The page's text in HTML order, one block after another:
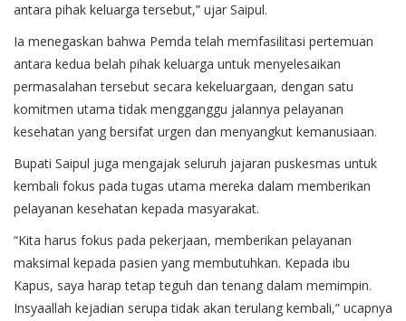
antara pihak keluarga tersebut,” ujar Saipul.
Ia menegaskan bahwa Pemda telah memfasilitasi pertemuan
antara kedua belah pihak keluarga untuk menyelesaikan
permasalahan tersebut secara kekeluargaan, dengan satu
komitmen utama tidak mengganggu jalannya pelayanan
kesehatan yang bersifat urgen dan menyangkut kemanusiaan.
Bupati Saipul juga mengajak seluruh jajaran puskesmas untuk
kembali fokus pada tugas utama mereka dalam memberikan
pelayanan kesehatan kepada masyarakat.
“Kita harus fokus pada pekerjaan, memberikan pelayanan
maksimal kepada pasien yang membutuhkan. Kepada ibu
Kapus, saya harap tetap teguh dan tenang dalam memimpin.
Insyaallah kejadian serupa tidak akan terulang kembali,” ucapnya